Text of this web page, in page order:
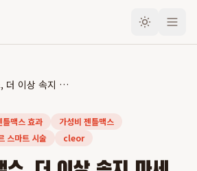
가성비 젠틀맥스, 더 이상 속지 마세요: 클레오르의원 강남점에서 찾는 진짜 효과와 가치
틀맥스 효과
가성비 젠틀맥스
스마트 시술 cleor